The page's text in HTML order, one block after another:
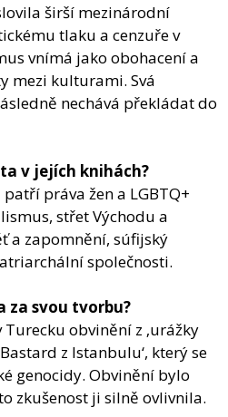
širší mezinárodní
tlaku a cenzuře v
vnímá jako obohacení a
mezi kulturami. Svá
nechává překládat do
v jejích knihách?
práva žen a LGBTQ+
střet Východu a
a zapomnění, súfijský
společnosti.
za svou tvorbu?
obvinění z ‚urážky
z Istanbulu‘, který se
genocidy. Obvinění bylo
zkušenost ji silně ovlivnila.